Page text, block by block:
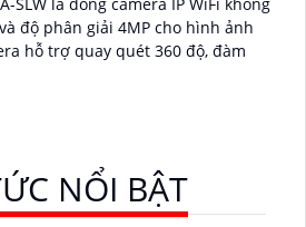
độ phân giải 4MP cho hình ảnh
NỔI BẬT